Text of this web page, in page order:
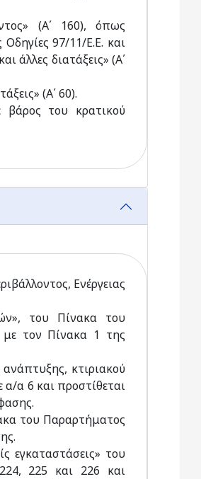
(Α΄ 160), όπως
Οδηγίες 97/11/Ε.Ε. και
άλλες διατάξεις» (Α΄
(Α΄ 60).
του κρατικού
Ενέργειας
του Πίνακα του
τον Πίνακα 1 της
κτιριακού
α 6 και προστίθεται
του Παραρτήματος
εγκαταστάσεις» του
225 και 226 και